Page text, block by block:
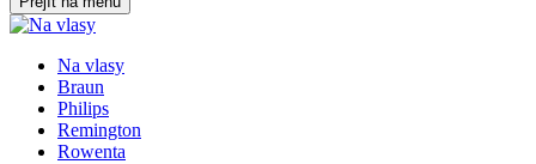
Na vlasy
Braun
Philips
Remington
Rowenta